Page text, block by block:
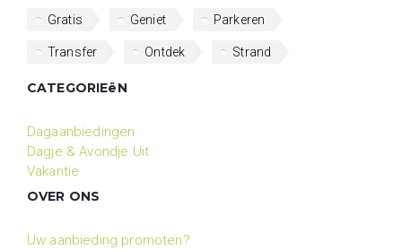
Gratis Geniet Parkeren
Transfer Ontdek Strand
CATEGORIEëN
Dagaanbiedingen
Dagje & Avondje Uit
Vakantie
OVER ONS
Uw aanbieding promoten?